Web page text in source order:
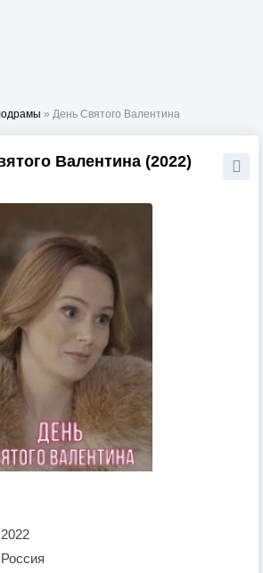
» День Святого Валентина
Валентина (2022)
2022
Россия